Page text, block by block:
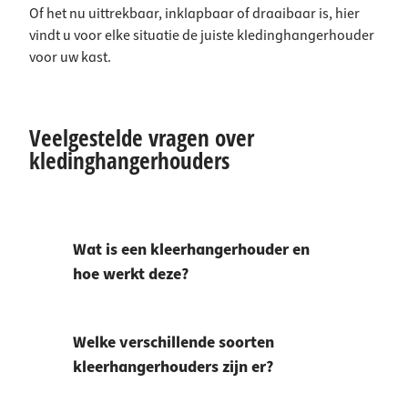
Of het nu uittrekbaar, inklapbaar of draaibaar is, hier
vindt u voor elke situatie de juiste kledinghangerhouder
voor uw kast.
Veelgestelde vragen over
kledinghangerhouders
Wat is een kleerhangerhouder en
hoe werkt deze?
Welke verschillende soorten
kleerhangerhouders zijn er?